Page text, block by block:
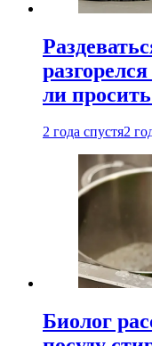
ли
2 года спустя2
Биолог